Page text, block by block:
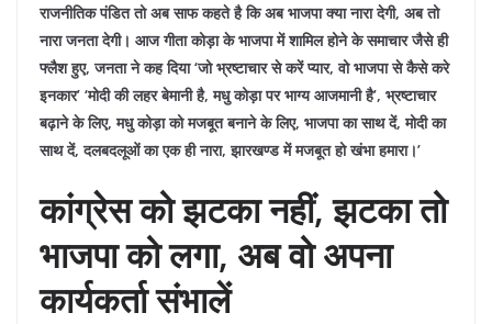
राजनीतिक पंडित तो अब साफ कहते है कि अब भाजपा क्या नारा देगी, अब तो
नारा जनता देगी। आज गीता कोड़ा के भाजपा में शामिल होने के समाचार जैसे ही
फ्लैश हुए, जनता ने कह दिया ‘जो भ्रष्टाचार से करें प्यार, वो भाजपा से कैसे करे
इनकार’ ‘मोदी की लहर बेमानी है, मधु कोड़ा पर भाग्य आजमानी है’, भ्रष्टाचार
बढ़ाने के लिए, मधु कोड़ा को मजबूत बनाने के लिए, भाजपा का साथ दें, मोदी का
साथ दें, दलबदलूओं का एक ही नारा, झारखण्ड में मजबूत हो खंभा हमारा।’
कांग्रेस को झटका नहीं, झटका तो
भाजपा को लगा, अब वो अपना
कार्यकर्ता संभालें